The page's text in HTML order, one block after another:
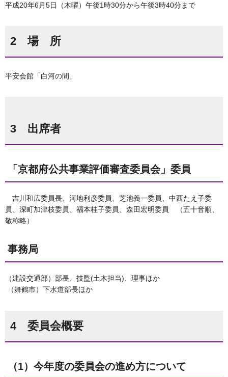
平成20年6月5日（木曜）午後1時30分から午後3時40分まで
2 場 所
平安会館「白河の間」
3 出席者
「京都府公共事業評価審査委員会」委員
吉川和広委員長、河地利彦委員、芝池義一委員、中西たえ子委
員、深町加津枝委員、福本桂子委員、森田宏明委員 （五十音順、
敬称略）
事務局
（建設交通部）部長、技監(土木担当)、理事ほか
（舞鶴市）下水道部長ほか
4 委員会概要
（1）今年度の委員会の進め方について